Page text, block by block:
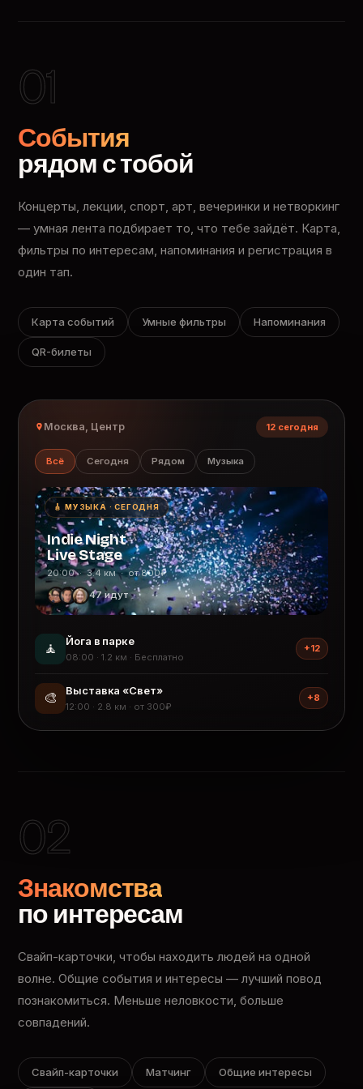
01
События
рядом с тобой
Концерты, лекции, спорт, арт, вечеринки и нетворкинг
— умная лента подбирает то, что тебе зайдёт. Карта,
фильтры по интересам, напоминания и регистрация в
один тап.
Карта событий Умные фильтры Напоминания
QR-билеты
Москва, Центр 12 сегодня
Всё Сегодня Рядом Музыка
🎸 МУЗЫКА · СЕГОДНЯ
Indie Night
Live Stage
20:00 · 3.4 км · от 800₽
47 идут
🧘 Йога в парке
08:00 · 1.2 км · Бесплатно
+12
🎨 Выставка «Свет»
12:00 · 2.8 км · от 300₽
+8
02
Знакомства
по интересам
Свайп-карточки, чтобы находить людей на одной
волне. Общие события и интересы — лучший повод
познакомиться. Меньше неловкости, больше
совпадений.
Свайп-карточки Матчинг Общие интересы